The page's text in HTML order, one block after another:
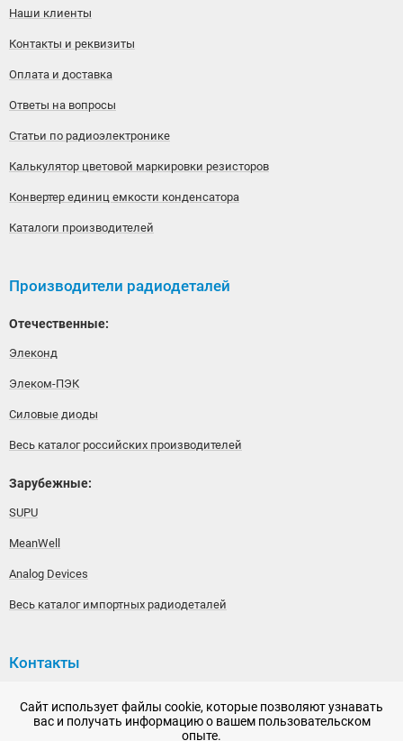
Наши клиенты
Контакты и реквизиты
Оплата и доставка
Ответы на вопросы
Статьи по радиоэлектронике
Калькулятор цветовой маркировки резисторов
Конвертер единиц емкости конденсатора
Каталоги производителей
Производители радиодеталей
Отечественные:
Элеконд
Элеком-ПЭК
Силовые диоды
Весь каталог российских производителей
Зарубежные:
SUPU
MeanWell
Analog Devices
Весь каталог импортных радиодеталей
Контакты
192148, г. Санкт-Петербург, Железнодорожный проспект,
дом 36
Сайт использует файлы cookie, которые позволяют узнавать
вас и получать информацию о вашем пользовательском
опыте.